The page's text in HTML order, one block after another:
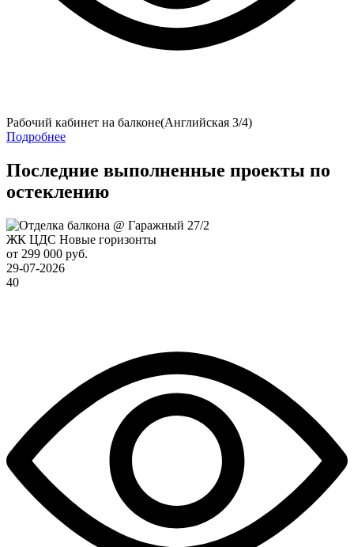
Рабочий кабинет на балконе(Английская 3/4)
Подробнее
Последние выполненные проекты по
остеклению
ЖК ЦДС Новые горизонты
от 299 000 руб.
29-07-2026
40